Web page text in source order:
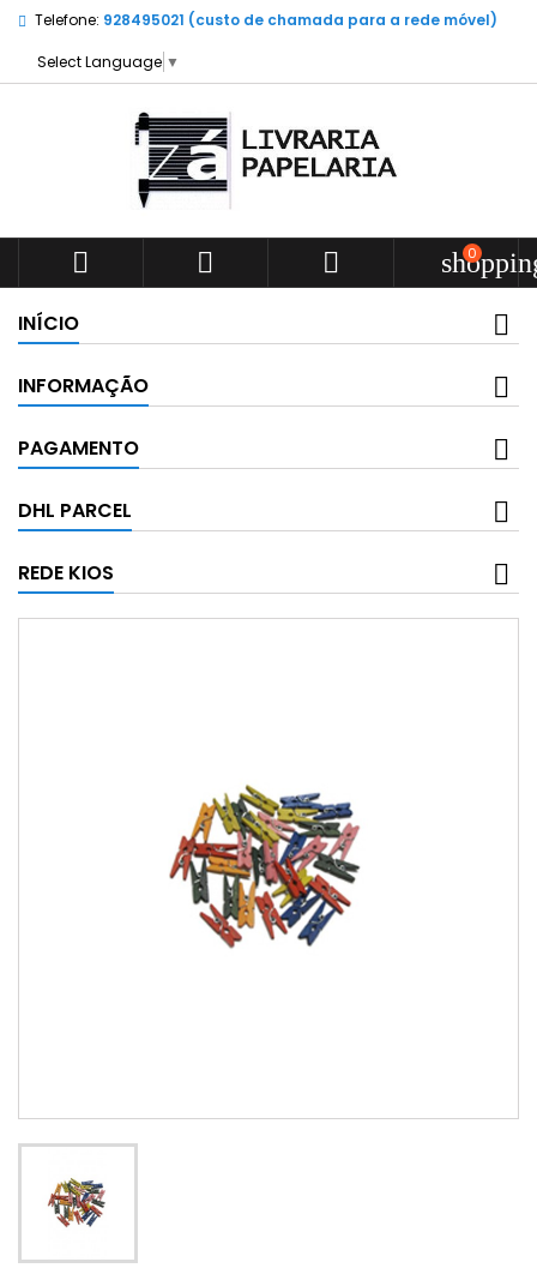
Telefone: 928495021 (custo de chamada para a rede móvel)
Select Language ▼
   0
INÍCIO
INFORMAÇÃO
PAGAMENTO
DHL PARCEL
REDE KIOS